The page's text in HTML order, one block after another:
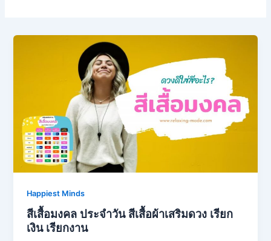
Happiest Minds
สีเสื้อมงคล ประจำวัน สีเสื้อผ้าเสริมดวง เรียก
เงิน เรียกงาน